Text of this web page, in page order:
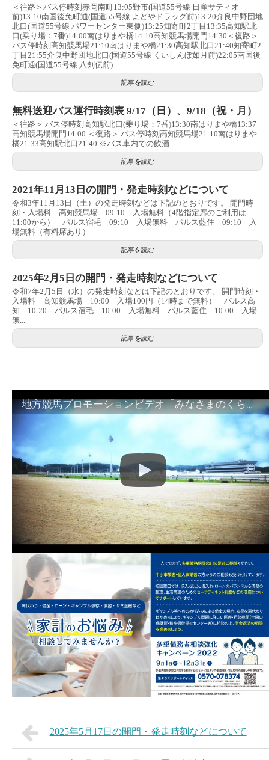
＜往路＞バス停時刻赤岡南町13:05野市(国道55号線 日産サティオ
前)13:10南国後免町通(国道55号線 よどやドラッグ前)13:20介良中野団地
北口(国道55号線 パワーセンター東側)13:25知寄町2丁目13:35高知駅北
口(乗り場：7番)14:00南はりまや橋14:10高知競馬場開門14:30＜復路＞
バス停時刻高知競馬場21:10南はりまや橋21:30高知駅北口21:40知寄町2
丁目21:55介良中野団地北口(国道55号線 くいしんぼ如月前)22:05南国後
免町通(国道55号線 八剣伝前)...
記事を読む
無料送迎バス運行時刻表 9/17（日）、9/18（祝・月）
＜往路＞ バス停時刻高知駅北口(乗り場：7番)13:30南はりまや橋13:37
高知競馬場開門14:00 ＜復路＞ バス停時刻高知競馬場21:10南はりまや
橋21:33高知駅北口21:40 ※バス車内での飲酒...
記事を読む
2021年11月13日の開門・発走時刻などについて
令和3年11月13日（土）の発走時刻などは下記のとおりです。 開門時
刻・入場料 高知競馬場 09:10 入場無料（4階指定席のご利用は
11:00から） パルス宿毛 09:10 入場無料 パルス藍住 09:10 入
場無料（有料席あり）...
記事を読む
2025年2月5日の開門・発走時刻などについて
令和7年2月5日（水）の発走時刻などは下記のとおりです。 開門時刻・
入場料 高知競馬場 10:00 入場100円（14時まで無料） パルス高
知 10:20 パルス宿毛 10:00 入場無料 パルス藍住 10:00 入場
無...
記事を読む
地方競馬プロモーションビデオ「みなさまのくらしのために」30秒篇｜NAR公式
2025年5月17日の開門・発走時刻などについて